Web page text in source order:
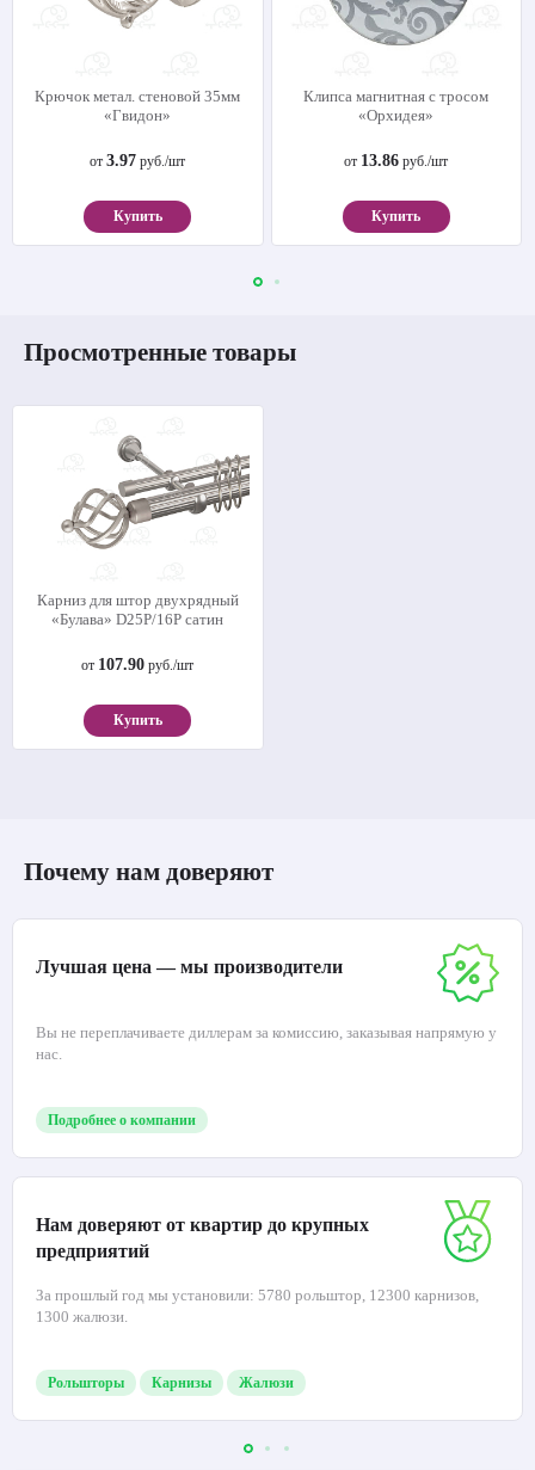
Крючок метал. стеновой 35мм
«Гвидон»
от3.97 руб./шт
Купить
Клипса магнитная с тросом
«Орхидея»
от 13.86 руб./шт
Купить
Просмотренные товары
Карниз для штор двухрядный
«Булава» D25Р/16Р сатин
от 107.90 руб./шт
Купить
Почему нам доверяют
Лучшая цена — мы производители
Вы не переплачиваете диллерам за комиссию, заказывая напрямую у
нас.
Подробнее о компании
Нам доверяют от квартир до крупных
предприятий
За прошлый год мы установили: 5780 рольштор, 12300 карнизов,
1300 жалюзи.
Рольшторы Карнизы Жалюзи